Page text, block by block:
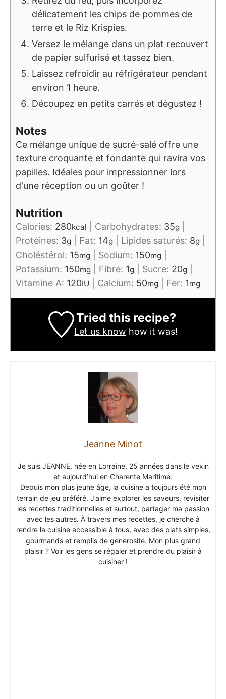
délicatement les chips de pommes de
terre et le Riz Krispies.
Versez le mélange dans un plat recouvert
de papier sulfurisé et tassez bien.
Laissez refroidir au réfrigérateur pendant
environ 1 heure.
Découpez en petits carrés et dégustez !
Notes
Ce mélange unique de sucré-salé offre une
texture croquante et fondante qui ravira vos
papilles. Idéales pour impressionner lors
d'une réception ou un goûter !
Nutrition
Calories: 280kcal Carbohydrates: 35g
Protéines: 3g Fat: 14g Lipides saturés: 8g
Choléstérol: 15mg Sodium: 150mg
Potassium: 150mg Fibre: 1g Sucre: 20g
Vitamine A: 120IU Calcium: 50mg Fer: 1mg
Tried this recipe?
Let us know how it was!
Jeanne Minot
Je suis JEANNE, née en Lorraine, 25 années dans le vexin
et aujourd’hui en Charente Maritime.
Depuis mon plus jeune âge, la cuisine a toujours été mon
terrain de jeu préféré. J’aime explorer les saveurs, revisiter
les recettes traditionnelles et surtout, partager ma passion
avec les autres. À travers mes recettes, je cherche à
rendre la cuisine accessible à tous, avec des plats simples,
gourmands et remplis de générosité. Mon plus grand
plaisir ? Voir les gens se régaler et prendre du plaisir à
cuisiner !